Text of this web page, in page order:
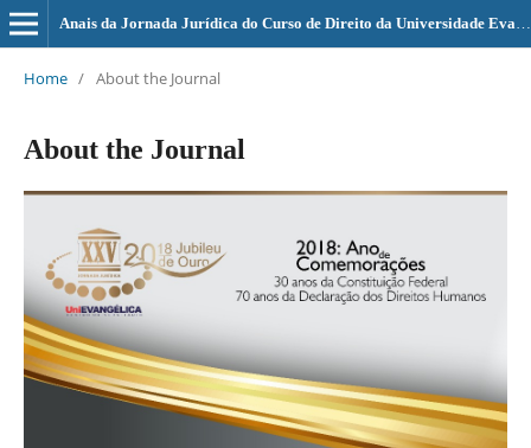
Anais da Jornada Jurídica do Curso de Direito da Universidade Evangélica de Goiás - UniEVANGÉLICA
Home / About the Journal
About the Journal